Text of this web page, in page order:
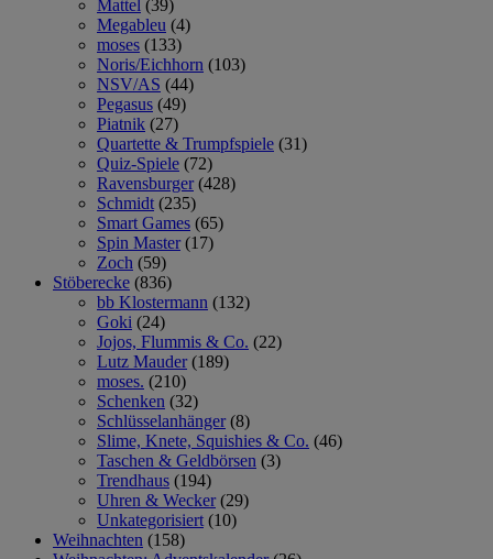
Mattel (39)
Megableu (4)
moses (133)
Noris/Eichhorn (103)
NSV/AS (44)
Pegasus (49)
Piatnik (27)
Quartette & Trumpfspiele (31)
Quiz-Spiele (72)
Ravensburger (428)
Schmidt (235)
Smart Games (65)
Spin Master (17)
Zoch (59)
Stöberecke (836)
bb Klostermann (132)
Goki (24)
Jojos, Flummis & Co. (22)
Lutz Mauder (189)
moses. (210)
Schenken (32)
Schlüsselanhänger (8)
Slime, Knete, Squishies & Co. (46)
Taschen & Geldbörsen (3)
Trendhaus (194)
Uhren & Wecker (29)
Unkategorisiert (10)
Weihnachten (158)